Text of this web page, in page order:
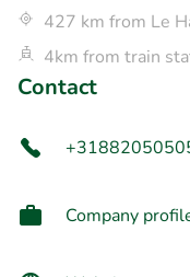
427 km from Le
4km from train
Contact
Company